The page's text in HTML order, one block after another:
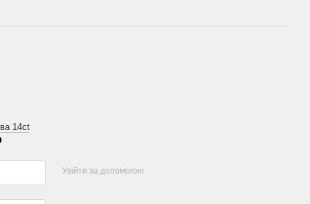
14ct
Увійти за допомогою